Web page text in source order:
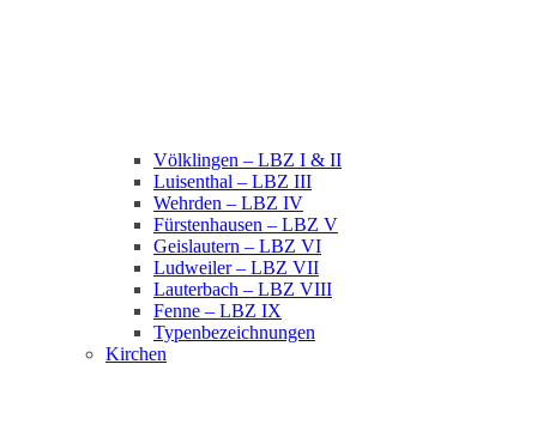
Völklingen – LBZ I & II
Luisenthal – LBZ III
Wehrden – LBZ IV
Fürstenhausen – LBZ V
Geislautern – LBZ VI
Ludweiler – LBZ VII
Lauterbach – LBZ VIII
Fenne – LBZ IX
Typenbezeichnungen
Kirchen